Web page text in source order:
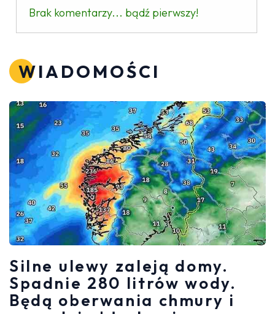
Brak komentarzy... bądź pierwszy!
WIADOMOŚCI
Silne ulewy zaleją domy.
Spadnie 280 litrów wody.
Będą oberwania chmury i